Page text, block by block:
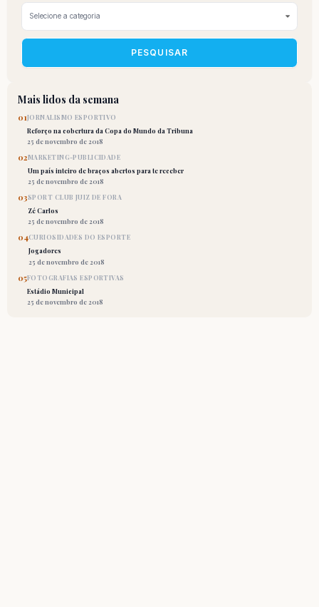
PESQUISAR
Mais lidos da semana
01JORNALISMO ESPORTIVO
Reforço na cobertura da Copa do Mundo da Tribuna
25 de novembro de 2018
02MARKETING-PUBLICIDADE
Um país inteiro de braços abertos para te receber
25 de novembro de 2018
03SPORT CLUB JUIZ DE FORA
Zé Carlos
25 de novembro de 2018
04CURIOSIDADES DO ESPORTE
Jogadores
25 de novembro de 2018
05FOTOGRAFIAS ESPORTIVAS
Estádio Municipal
25 de novembro de 2018